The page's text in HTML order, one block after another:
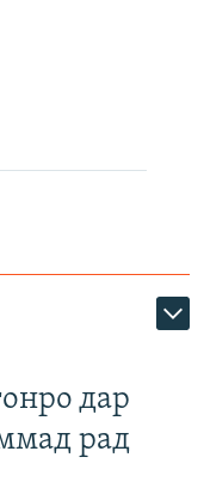
дар
рад